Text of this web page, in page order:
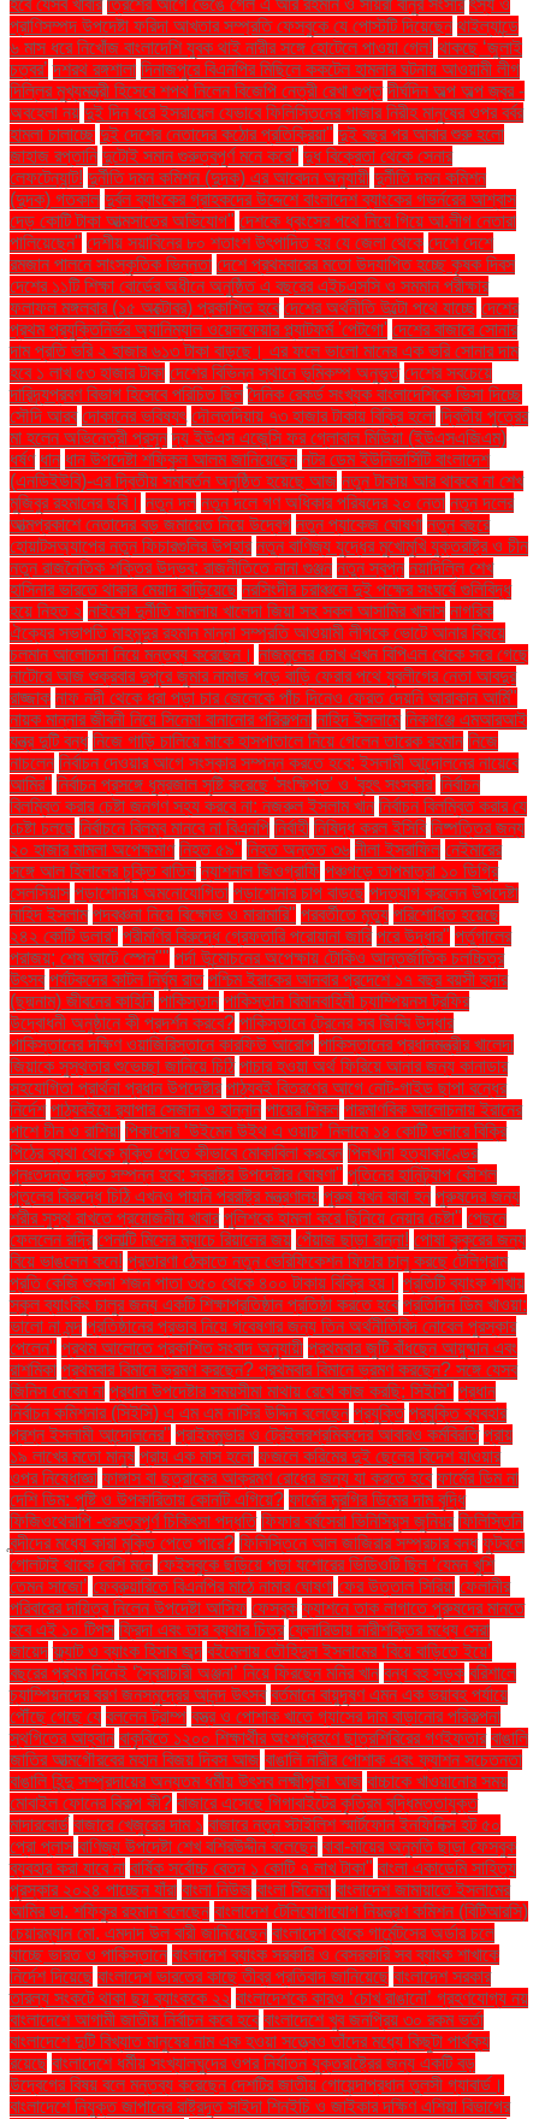
প্রাণিসম্পদ উপদেষ্টা ফরিদা আখতার সম্প্রতি ফেসবুকে যে পোস্টটি দিয়েছেন থাইল্যান্ডে
৬ মাস ধরে নিখোঁজ বাংলাদেশি যুবক থাই নারীর সঙ্গে হোটেলে পাওয়া গেল! থাকছে ‘জুলাই
চত্বর’ দশরথ রঙ্গশালা দিনাজপুরে বিএনপির মিছিলে ককটেল হামলার ঘটনায় আওয়ামী লীগ
দিল্লির মুখ্যমন্ত্রী হিসেবে শপথ নিলেন বিজেপি নেত্রী রেখা গুপ্ত দীর্ঘদিন অল্প অল্প জ্বর -
অবহেলা নয় দুই দিন ধরে ইসরায়েল যেভাবে ফিলিস্তিনের গাজার নিরীহ মানুষের ওপর বর্বর
হামলা চালাচ্ছে দুই দেশের নেতাদের কঠোর প্রতিক্রিয়া" দুই বছর পর আবার শুরু হলো
জাহাজ রপ্তানি দুটোই সমান গুরুত্বপূর্ণ মনে করে" দুধ বিক্রেতা থেকে সেনার
লেফটেন্যান্ট! দুর্নীতি দমন কমিশন (দুদক) এর আবেদন অনুযায়ী দুর্নীতি দমন কমিশন
(দুদক) গতকাল দুর্বল ব্যাংকের গ্রাহকদের উদ্দেশে বাংলাদেশ ব্যাংকের গভর্নরের আশ্বাস
দেড় কোটি টাকা আত্মসাতের অভিযোগ" দেশকে ধ্বংসের পথে নিয়ে গিয়ে আ.লীগ নেতারা
পালিয়েছেন" দেশীয় সয়াবিনের ৮০ শতাংশ উৎপাদিত হয় যে জেলা থেকে দেশে দেশে
রমজান পালনে সাংস্কৃতিক ভিন্নতা দেশে প্রথমবারের মতো উদযাপিত হচ্ছে কৃষক দিবস
দেশের ১১টি শিক্ষা বোর্ডের অধীনে অনুষ্ঠিত এ বছরের এইচএসসি ও সমমান পরীক্ষার
ফলাফল মঙ্গলবার (১৫ অক্টোবর) প্রকাশিত হবে দেশের অর্থনীতি উল্টো পথে যাচ্ছে দেশের
প্রথম প্রযুক্তিনির্ভর অ্যানিম্যাল ওয়েলফেয়ার প্ল্যাটফর্ম 'পেটগো' দেশের বাজারে সোনার
দাম প্রতি ভরি ২ হাজার ৬১৩ টাকা বাড়ছে। এর ফলে ভালো মানের এক ভরি সোনার দাম
হবে ১ লাখ ৫৩ হাজার টাকা দেশের বিভিন্ন স্থানে ভূমিকম্প অনুভূত দেশের সবচেয়ে
দারিদ্র্যপ্রবণ বিভাগ হিসেবে পরিচিত ছিল দৈনিক রেকর্ড সংখ্যক বাংলাদেশিকে ভিসা দিচ্ছে
সৌদি আরব দোকানের ভবিষ্যৎ দৌলতদিয়ায় ৭৩ হাজার টাকায় বিক্রি হলো দ্বিতীয় পুত্রের
মা হলেন অভিনেত্রী প্রসূন দ্য ইউএস এজেন্সি ফর গ্লোবাল মিডিয়া (ইউএসএজিএম)
ধর্ষণ ধান ধান উপদেষ্টা শফিকুল আলম জানিয়েছেন নটর ডেম ইউনিভার্সিটি বাংলাদেশ
(এনডিইউবি)-এর দ্বিতীয় সমাবর্তন অনুষ্ঠিত হয়েছে আজ নতুন টাকায় আর থাকবে না শেখ
মুজিবুর রহমানের ছবি। নতুন দল নতুন দলে গণ অধিকার পরিষদের ২০ নেতা নতুন দলের
আত্মপ্রকাশে নেতাদের বড় জমায়েত নিয়ে উদ্বেগ নতুন প্যাকেজ ঘোষণা নতুন বছরে
হোয়াটসঅ্যাপের নতুন ফিচারগুলির উপহার নতুন বাণিজ্য যুদ্ধের মুখোমুখি যুক্তরাষ্ট্র ও চীন
নতুন রাজনৈতিক শক্তির উদ্ভব: রাজনীতিতে নানা গুঞ্জন নতুন স্বপ্ন নয়াদিল্লি শেখ
হাসিনার ভারতে থাকার মেয়াদ বাড়িয়েছে নরসিংদীর চরাঞ্চলে দুই পক্ষের সংঘর্ষে গুলিবিদ্ধ
হয়ে নিহত ২ নাইকো দুর্নীতি মামলায় খালেদা জিয়া সহ সকল আসামির খালাস নাগরিক
ঐক্যের সভাপতি মাহমুদুর রহমান মান্না সম্প্রতি আওয়ামী লীগকে ভোটে আনার বিষয়ে
চলমান আলোচনা নিয়ে মন্তব্য করেছেন। নাজমুলের চোখ এখন বিপিএল থেকে সরে গেছে
নাটোরে আজ শুক্রবার দুপুরে জুমার নামাজ পড়ে বাড়ি ফেরার পথে যুবলীগের নেতা আবদুর
রাজ্জাক নাফ নদী থেকে ধরা পড়া চার জেলেকে পাঁচ দিনেও ফেরত দেয়নি আরাকান আর্মি"
নায়ক মান্নার জীবনী নিয়ে সিনেমা বানানোর পরিকল্পনা নাহিদ ইসলামে নিকগঞ্জে এমআরআই
যন্ত্র দুটি বন্ধ নিজে গাড়ি চালিয়ে মাকে হাসপাতালে নিয়ে গেলেন তারেক রহমান নিজে
নাচলেন নির্বাচন দেওয়ার আগে সংস্কার সম্পন্ন করতে হবে: ইসলামী আন্দোলনের নায়েবে
আমির" নির্বাচন প্রসঙ্গে ধূম্রজাল সৃষ্টি করেছে 'সংক্ষিপ্ত' ও 'বৃহৎ সংস্কার' নির্বাচন
বিলম্বিত করার চেষ্টা জনগণ সহ্য করবে না: নজরুল ইসলাম খান নির্বাচন বিলম্বিত করার যে
চেষ্টা চলছে নির্বাচনে বিলম্ব মানবে না বিএনপি নির্বাহী নিষিদ্ধ করল ইসিবি নিষ্পত্তির জন্য
২০ হাজার মামলা অপেক্ষমাণ নিহত ৫৯" নিহত অন্তত ৩৬ নীলা ইসরাফিল নেইমারের
সঙ্গে আল হিলালের চুক্তি বাতিল ন্যাশনাল জিওগ্রাফি পঞ্চগড়ে তাপমাত্রা ১০ ডিগ্রি
সেলসিয়াস পড়াশোনায় অমনোযোগিতা পড়াশোনার চাপ বাড়ছে পদত্যাগ করলেন উপদেষ্টা
নাহিদ ইসলাম পদবঞ্চনা নিয়ে বিক্ষোভ ও মারামারি" পরবর্তীতে মৃত্যু পরিশোধিত হয়েছে
২৪২ কোটি ডলার" পরীমণির বিরুদ্ধে গ্রেফতারি পরোয়ানা জারি পরে উদ্ধার" পর্তুগালের
পরাজয়; শেষ আটে স্পেন"" পর্দা উন্মোচনের অপেক্ষায় টোকিও আন্তর্জাতিক চলচ্চিত্র
উৎসব পর্যটকদের কাটল নির্ঘুম রাত পশ্চিম ইরাকের আনবার প্রদেশে ১৭ বছর বয়সী হুদার
(ছদ্মনাম) জীবনের কাহিনি পাকিস্তান পাকিস্তান বিমানবাহিনী চ্যাম্পিয়নস ট্রফির
উদ্বোধনী অনুষ্ঠানে কী প্রদর্শন করবে? পাকিস্তানে ট্রেনের সব জিম্মি উদ্ধার
পাকিস্তানের দক্ষিণ ওয়াজিরিস্তানে কারফিউ আরোপ পাকিস্তানের প্রধানমন্ত্রীর খালেদা
জিয়াকে সুস্থতার শুভেচ্ছা জানিয়ে চিঠি পাচার হওয়া অর্থ ফিরিয়ে আনার জন্য কানাডার
সহযোগিতা প্রার্থনা প্রধান উপদেষ্টার পাঠ্যবই বিতরণের আগে নোট-গাইড ছাপা বন্ধের
নির্দেশ পাঠ্যবইয়ে র‍্যাপার সেজান ও হান্নান পায়ের শিকল পারমাণবিক আলোচনায় ইরানের
পাশে চীন ও রাশিয়া পিকাসোর ‘উইমেন উইথ এ ওয়াচ’ নিলামে ১৪ কোটি ডলারে বিক্রি
পিঠের ব্যথা থেকে মুক্তি পেতে কীভাবে মোকাবিলা করবেন পিলখানা হত্যাকাণ্ডের
পুনঃতদন্ত দ্রুত সম্পন্ন হবে: স্বরাষ্ট্র উপদেষ্টার ঘোষণা" পুতিনের হানিট্র্যাপ কৌশল
পুতুলের বিরুদ্ধে চিঠি এখনও পায়নি পররাষ্ট্র মন্ত্রণালয় পুরুষ যখন বাবা হন পুরুষদের জন্য
শরীর সুস্থ রাখতে প্রয়োজনীয় খাবার পুলিশকে হামলা করে ছিনিয়ে নেয়ার চেষ্টা" পেছনে
ফেললেন রদ্রি পেনাল্টি মিসের ম্যাচে রিয়ালের জয় পেঁয়াজ ছাড়া রান্না! পোষা কুকুরের জন্য
বিয়ে ভাঙলেন কনে! প্রতারণা ঠেকাতে নতুন ভেরিফিকেশন ফিচার চালু করছে টেলিগ্রাম
প্রতি কেজি শুকনা শজন পাতা ৩৫০ থেকে ৪০০ টাকায় বিক্রি হয়। প্রতিটি ব্যাংক শাখায়
স্কুল ব্যাংকিং চালুর জন্য একটি শিক্ষাপ্রতিষ্ঠান প্রতিষ্ঠা করতে হবে প্রতিদিন ডিম খাওয়া:
ভালো না মন্দ প্রতিষ্ঠানের প্রভাব নিয়ে গবেষণার জন্য তিন অর্থনীতিবিদ নোবেল পুরস্কার
পেলেন" প্রথম আলোতে প্রকাশিত সংবাদ অনুযায়ী প্রথমবার জুটি বাঁধছেন আয়ুষ্মান এবং
রাশমিকা প্রথমবার বিমানে ভ্রমণ করছেন? প্রথমবার বিমানে ভ্রমণ করছেন? সঙ্গে যেসব
জিনিস নেবেন না প্রধান উপদেষ্টার সময়সীমা মাথায় রেখে কাজ করছি: সিইসি" প্রধান
নির্বাচন কমিশনার (সিইসি) এ এম এম নাসির উদ্দিন বলেছেন প্রযুক্তি প্রযুক্তি ব্যবহার
প্রশ্ন ইসলামী আন্দোলনের" প্রাইমমুভার ও ট্রেইলরশ্রমিকদের আবারও কর্মবিরতি প্রায়
১৯ লাখের মতো মানুষ প্রায় এক মাস হলো ফজলে করিমের দুই ছেলের বিদেশ যাওয়ার
ওপর নিষেধাজ্ঞা ফাঙ্গাস বা ছত্রাকের আক্রমণ রোধের জন্য যা করতে হবে ফার্মের ডিম না
দেশি ডিম: পুষ্টি ও উপকারিতায় কোনটি এগিয়ে? ফার্মের মুরগির ডিমের দাম বৃদ্ধি
ফিজিওথেরাপি -গুরুত্বপূর্ণ চিকিৎসা পদ্ধতি ফিফার বর্ষসেরা ভিনিসিয়ুস জুনিয়র ফিলিস্তিনি
বন্দীদের মধ্যে কারা মুক্তি পেতে পারে? ফিলিস্তিনে আল জাজিরার সম্প্রচার বন্ধ ফুটবলে
গোলটাই থাকে বেশি মনে ফেইসবুকে ছড়িয়ে পড়া যশোরের ভিডিওটি ছিল ‘যেমন খুশি
তেমন সাজো’ ফেব্রুয়ারিতে বিএনপির মাঠে নামার ঘোষণা ফের উত্তাল সিরিয়া ফেলানীর
পরিবারের দায়িত্ব নিলেন উপদেষ্টা আসিফ ফেসবুক ফ্যাশনে তাক লাগাতে পুরুষদের মানতে
হবে এই ১০ টিপস ফ্রিদা এবং তার ব্যথার চিত্র ফ্লোরিডায় নারীশক্তির মধ্যে সেরা
জায়েদ ফ্ল্যাট ও ব্যাংক হিসাব জব্দ বইমেলায় তৌহিদুল ইসলামের ‘বিয়ে বাড়িতে ইয়ে’
বছরের প্রথম দিনেই ‘স্বৈরাচারী অঞ্জনা’ নিয়ে ফিরছেন মনির খান বন্ধ বহু সড়ক বরিশালে
চ্যাম্পিয়নদের বরণ জনসমুদ্রের আনন্দ উৎসব বর্তমানে বায়ুদূষণ এমন এক ভয়াবহ পর্যায়ে
পৌঁছে গেছে যে বললেন ট্রাম্প বস্ত্র ও পোশাক খাতে গ্যাসের দাম বাড়ানোর পরিকল্পনা
স্থগিতের আহ্বান বাকৃবিতে ১২০০ শিক্ষার্থীর অংশগ্রহণে ছাত্রশিবিরের গণইফতার বাঙালি
জাতির আত্মগৌরবের মহান বিজয় দিবস আজ বাঙালি নারীর পোশাক এবং ফ্যাশন সচেতনতা
বাঙালি হিন্দু সম্প্রদায়ের অন্যতম ধর্মীয় উৎসব লক্ষ্মীপূজা আজ বাচ্চাকে খাওয়ানোর সময়
মোবাইল ফোনের বিকল্প কী? বাজারে এসেছে গিগাবাইটের কৃত্রিম বুদ্ধিমত্তাযুক্ত
মাদারবোর্ড বাজারে খেজুরের দাম ১ বাজারে নতুন স্টাইলিশ স্মার্টফোন ইনফিনিক্স হট ৫০
প্রো প্লাস বাণিজ্য উপদেষ্টা শেখ বশিরউদ্দীন বলেছেন বাবা-মায়ের অনুমতি ছাড়া ফেসবুক
ব্যবহার করা যাবে না বার্ষিক সর্বোচ্চ বেতন ১ কোটি ৭ লাখ টাকা" বাংলা একাডেমি সাহিত্য
পুরস্কার ২০২৪ পাচ্ছেন যাঁরা বাংলা নিউজ বাংলা সিনেমা বাংলাদেশ জামায়াতে ইসলামের
আমির ডা. শফিকুর রহমান বলেছেন বাংলাদেশ টেলিযোগাযোগ নিয়ন্ত্রণ কমিশন (বিটিআরসি)
চেয়ারম্যান মো. এমদাদ উল বারী জানিয়েছেন বাংলাদেশ থেকে গার্মেন্টসের অর্ডার চলে
যাচ্ছে ভারত ও পাকিস্তানে বাংলাদেশ ব্যাংক সরকারি ও বেসরকারি সব ব্যাংক শাখাকে
নির্দেশ দিয়েছে বাংলাদেশ ভারতের কাছে তীব্র প্রতিবাদ জানিয়েছে বাংলাদেশ সরকার
তারল্য সংকটে থাকা ছয় ব্যাংককে ২২ বাংলাদেশকে কারও ‘চোখ রাঙানো’ গ্রহণযোগ্য নয়
বাংলাদেশে আগামী জাতীয় নির্বাচন কবে হবে বাংলাদেশে খুব জনপ্রিয় ৩০ রকম ভর্তা
বাংলাদেশে দুটি বিখ্যাত মানুষের নাম এক হওয়া সত্ত্বেও তাঁদের মধ্যে কিছুটা পার্থক্য
রয়েছে বাংলাদেশে ধর্মীয় সংখ্যালঘুদের ওপর নির্যাতন যুক্তরাষ্ট্রের জন্য একটি বড়
উদ্বেগের বিষয় বলে মন্তব্য করেছেন দেশটির জাতীয় গোয়েন্দাপ্রধান তুলসী গ্যাবার্ড।
বাংলাদেশে নিযুক্ত জাপানের রাষ্ট্রদূত সাইদা শিনইচি ও জাইকার দক্ষিণ এশিয়া বিভাগের